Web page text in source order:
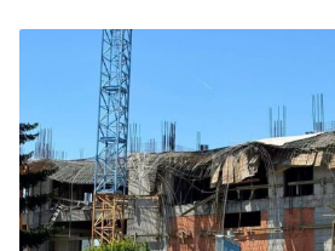
kakva je sudbina studenata koji su
bezvrijedne indekse? Odlukom